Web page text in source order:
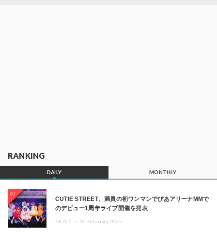
RANKING
DAILY MONTHLY
01
CUTIE STREET、満員の初ワンマンでぴあアリーナMMで
のデビュー1周年ライブ開催を発表
MUSIC ・ 04.February.2025